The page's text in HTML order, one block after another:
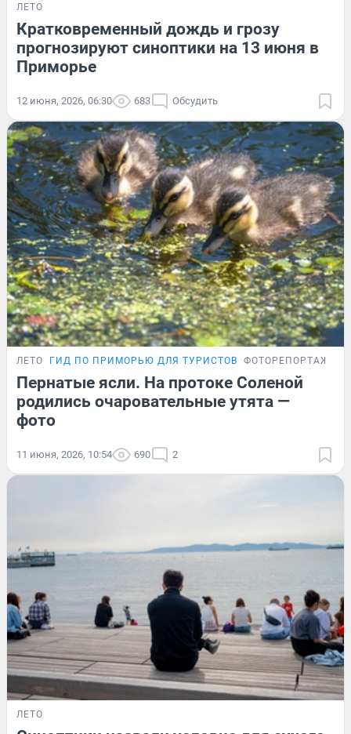
ЛЕТО
Кратковременный дождь и грозу
прогнозируют синоптики на 13 июня в
Приморье
12 июня, 2026, 06:30 683 Обсудить
ЛЕТО ГИД ПО ПРИМОРЬЮ ДЛЯ ТУРИСТОВ ФОТОРЕПОРТАЖ
Пернатые ясли. На протоке Соленой
родились очаровательные утята —
фото
11 июня, 2026, 10:54 690 2
ЛЕТО